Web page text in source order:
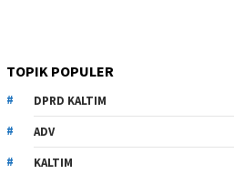
TOPIK POPULER
DPRD KALTIM
ADV
KALTIM